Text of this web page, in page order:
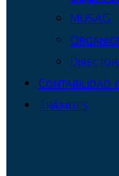
MUSAG
Contabilidad
Trámites